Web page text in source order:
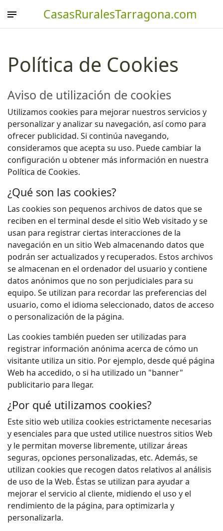
CasasRuralesTarragona.com
Política de Cookies
Aviso de utilización de cookies
Utilizamos cookies para mejorar nuestros servicios y
personalizar y analizar su navegación, así como para
ofrecer publicidad. Si continúa navegando,
consideramos que acepta su uso. Puede cambiar la
configuración u obtener más información en nuestra
Política de Cookies.
¿Qué son las cookies?
Las cookies son pequenos archivos de datos que se
reciben en el terminal desde el sitio Web visitado y se
usan para registrar ciertas interacciones de la
navegación en un sitio Web almacenando datos que
podrán ser actualizados y recuperados. Estos archivos
se almacenan en el ordenador del usuario y contiene
datos anónimos que no son perjudiciales para su
equipo. Se utilizan para recordar las preferencias del
usuario, como el idioma seleccionado, datos de acceso
o personalización de la página.
Las cookies también pueden ser utilizadas para
registrar información anónima acerca de cómo un
visitante utiliza un sitio. Por ejemplo, desde qué página
Web ha accedido, o si ha utilizado un "banner"
publicitario para llegar.
¿Por qué utilizamos cookies?
Este sitio web utiliza cookies estrictamente necesarias
y esenciales para que usted utilice nuestros sitios Web
y le permitan moverse libremente, utilizar áreas
seguras, opciones personalizadas, etc. Además, se
utilizan cookies que recogen datos relativos al análisis
de uso de la Web. Éstas se utilizan para ayudar a
mejorar el servicio al cliente, midiendo el uso y el
rendimiento de la página, para optimizarla y
personalizarla.